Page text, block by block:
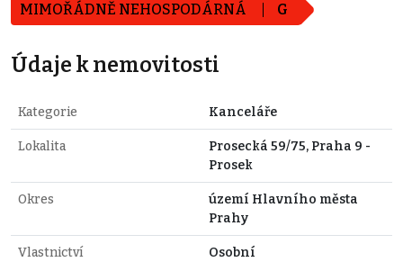
MIMOŘÁDNĚ NEHOSPODÁRNÁ G
Údaje k nemovitosti
Kategorie Kanceláře
Lokalita
Prosecká 59/75, Praha 9 -
Prosek
Okres
území Hlavního města
Prahy
Vlastnictví Osobní